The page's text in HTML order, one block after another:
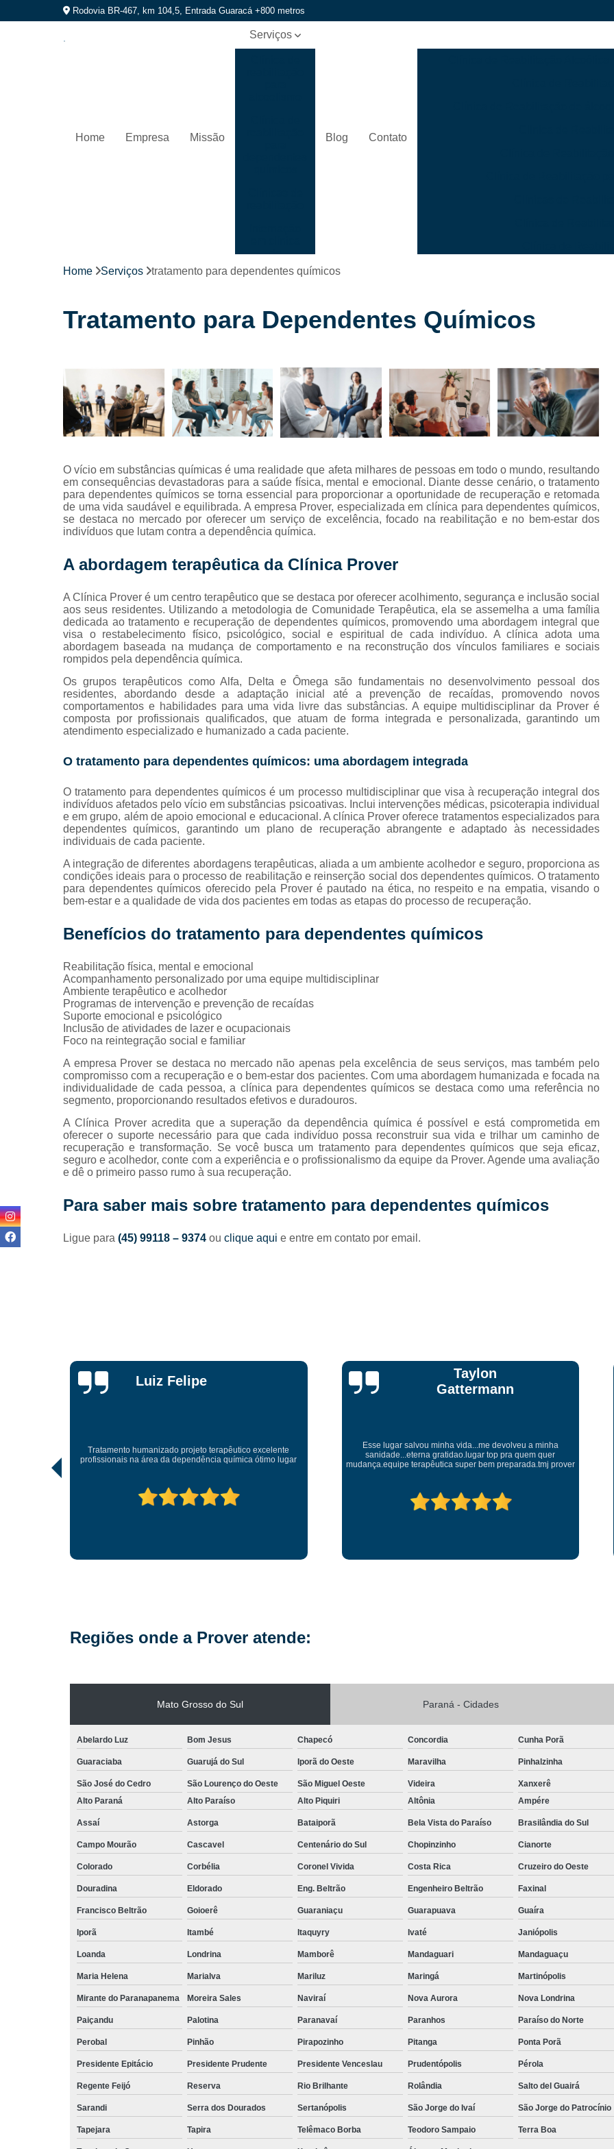
Rodovia BR-467, km 104,5, Entrada Guaracá +800 metros
Home Empresa Missão
Serviços
de
recuperação
alcoólatras
Internação
químicos
Internação
para
drogados
tratamentos
de drogas
Reabilitação
para
alcoólatras
para
Reabilitação
para
viciados em
álcool
dependentes
químicos
Tratamentos
contra
Tratamentos
alcoolismo
Tratamentos
para
Blog Contato
Clínica de Reabilitação para
Clínica de Reabilitação
Clínica de Reabilitação
Clínica de Reabilitação
Clínica de Reabilitação
Clínica de Reabilitação
Clínica de Reabilitação
Clínica de Reabilitação Alcoólica
Clínica de Reabilitação com
Internação
Internação de
Internação de
Internação em
Internação em Clínica de
Internação em Clínica de
Internação em
Internação
Internação de
Internação de Jovens com Vício
Internação para Alcoolatra Oeste do
Internação para Jovens Alcoólatras
Internação para Usuários
Internação para Usuários
Internação para Dependentes de
Internação para Drogado Cascavel
Internação para
Internação de
Internação de
Internação para
Reabilitação para
Reabilitação para Usuários de
Reabilitação
Reabilitação para
Reabilitação
Reabilitação para
Reabilitação para
Reabilitação para Jovens
Reabilitação
Reabilitação para Viciados em
Tratamento da Dependência
Tratamento de Dependência
Tratamento para
Tratamento para
Tratamento para Dependentes de
Tratamento para Drogas
Tratamento
Tratamento contra
Home Serviços tratamento para dependentes químicos
Tratamento para Dependentes Químicos
O vício em substâncias químicas é uma realidade que afeta milhares de pessoas em todo o mundo, resultando
em consequências devastadoras para a saúde física, mental e emocional. Diante desse cenário, o tratamento
para dependentes químicos se torna essencial para proporcionar a oportunidade de recuperação e retomada
de uma vida saudável e equilibrada. A empresa Prover, especializada em clínica para dependentes químicos,
se destaca no mercado por oferecer um serviço de excelência, focado na reabilitação e no bem-estar dos
indivíduos que lutam contra a dependência química.
A abordagem terapêutica da Clínica Prover
A Clínica Prover é um centro terapêutico que se destaca por oferecer acolhimento, segurança e inclusão social
aos seus residentes. Utilizando a metodologia de Comunidade Terapêutica, ela se assemelha a uma família
dedicada ao tratamento e recuperação de dependentes químicos, promovendo uma abordagem integral que
visa o restabelecimento físico, psicológico, social e espiritual de cada indivíduo. A clínica adota uma
abordagem baseada na mudança de comportamento e na reconstrução dos vínculos familiares e sociais
rompidos pela dependência química.
Os grupos terapêuticos como Alfa, Delta e Ômega são fundamentais no desenvolvimento pessoal dos
residentes, abordando desde a adaptação inicial até a prevenção de recaídas, promovendo novos
comportamentos e habilidades para uma vida livre das substâncias. A equipe multidisciplinar da Prover é
composta por profissionais qualificados, que atuam de forma integrada e personalizada, garantindo um
atendimento especializado e humanizado a cada paciente.
O tratamento para dependentes químicos: uma abordagem integrada
O tratamento para dependentes químicos é um processo multidisciplinar que visa à recuperação integral dos
indivíduos afetados pelo vício em substâncias psicoativas. Inclui intervenções médicas, psicoterapia individual
e em grupo, além de apoio emocional e educacional. A clínica Prover oferece tratamentos especializados para
dependentes químicos, garantindo um plano de recuperação abrangente e adaptado às necessidades
individuais de cada paciente.
A integração de diferentes abordagens terapêuticas, aliada a um ambiente acolhedor e seguro, proporciona as
condições ideais para o processo de reabilitação e reinserção social dos dependentes químicos. O tratamento
para dependentes químicos oferecido pela Prover é pautado na ética, no respeito e na empatia, visando o
bem-estar e a qualidade de vida dos pacientes em todas as etapas do processo de recuperação.
Benefícios do tratamento para dependentes químicos
Reabilitação física, mental e emocional
Acompanhamento personalizado por uma equipe multidisciplinar
Ambiente terapêutico e acolhedor
Programas de intervenção e prevenção de recaídas
Suporte emocional e psicológico
Inclusão de atividades de lazer e ocupacionais
Foco na reintegração social e familiar
A empresa Prover se destaca no mercado não apenas pela excelência de seus serviços, mas também pelo
compromisso com a recuperação e o bem-estar dos pacientes. Com uma abordagem humanizada e focada na
individualidade de cada pessoa, a clínica para dependentes químicos se destaca como uma referência no
segmento, proporcionando resultados efetivos e duradouros.
A Clínica Prover acredita que a superação da dependência química é possível e está comprometida em
oferecer o suporte necessário para que cada indivíduo possa reconstruir sua vida e trilhar um caminho de
recuperação e transformação. Se você busca um tratamento para dependentes químicos que seja eficaz,
seguro e acolhedor, conte com a experiência e o profissionalismo da equipe da Prover. Agende uma avaliação
e dê o primeiro passo rumo à sua recuperação.
Para saber mais sobre tratamento para dependentes químicos
Ligue para (45) 99118 – 9374 ou clique aqui e entre em contato por email.
Luiz Felipe
Tratamento humanizado projeto terapêutico excelente
profissionais na área da dependência química ótimo lugar
Taylon
Gattermann
Esse lugar salvou minha vida...me devolveu a minha
sanidade...eterna gratidao.lugar top pra quem quer
mudança.equipe terapêutica super bem preparada.tmj prover
Regiões onde a Prover atende:
Mato Grosso do Sul Paraná - Cidades
Abelardo Luz Bom Jesus Chapecó Concordia Cunha Porã
Guaraciaba Guarujá do Sul Iporã do Oeste Maravilha Pinhalzinha
São José do Cedro São Lourenço do Oeste São Miguel Oeste Videira
Xanxerê
Alto Paraná
Alto Paraíso Alto Piquiri Altônia Ampére
Assaí Astorga Bataiporã Bela Vista do Paraíso Brasilândia do Sul
Campo Mourão Cascavel Centenário do Sul Chopinzinho Cianorte
Colorado Corbélia Coronel Vivida Costa Rica Cruzeiro do Oeste
Douradina Eldorado Eng. Beltrão Engenheiro Beltrão Faxinal
Francisco Beltrão Goioerê Guaraniaçu Guarapuava Guaíra
Iporã Itambé Itaquyry Ivaté Janiópolis
Loanda Londrina Mamborê Mandaguari Mandaguaçu
Maria Helena Marialva Mariluz Maringá Martinópolis
Mirante do Paranapanema Moreira Sales Naviraí Nova Aurora Nova Londrina
Paiçandu Palotina Paranavaí Paranhos Paraíso do Norte
Perobal Pinhão Pirapozinho Pitanga Ponta Porã
Presidente Epitácio Presidente Prudente Presidente Venceslau Prudentópolis Pérola
Regente Feijó Reserva Rio Brilhante Rolândia Salto del Guairá
Sarandi Serra dos Dourados Sertanópolis São Jorge do Ivaí São Jorge do Patrocínio
Tapejara Tapira Telêmaco Borba Teodoro Sampaio Terra Boa